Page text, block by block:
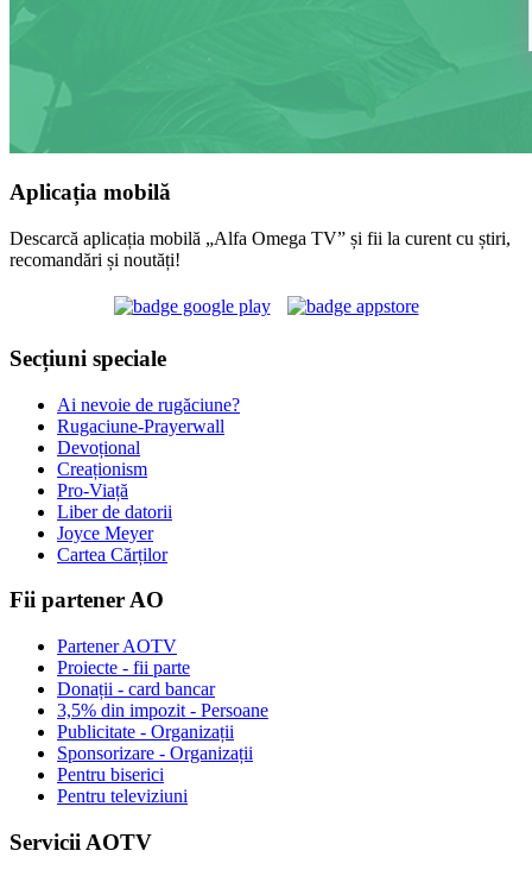
Aplicația mobilă
Descarcă aplicația mobilă „Alfa Omega TV” și fii la curent cu știri,
recomandări și noutăți!
Secțiuni speciale
Ai nevoie de rugăciune?
Rugaciune-Prayerwall
Devoțional
Creaționism
Pro-Viață
Liber de datorii
Joyce Meyer
Cartea Cărților
Fii partener AO
Partener AOTV
Proiecte - fii parte
Donații - card bancar
3,5% din impozit - Persoane
Publicitate - Organizații
Sponsorizare - Organizații
Pentru biserici
Pentru televiziuni
Servicii AOTV